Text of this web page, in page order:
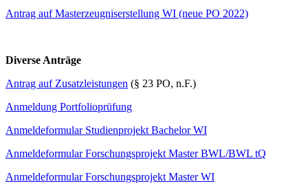
Antrag auf Masterzeugniserstellung WI (neue PO 2022)
Diverse Anträge
Antrag auf Zusatzleistungen (§ 23 PO, n.F.)
Anmeldung Portfolioprüfung
Anmeldeformular Studienprojekt Bachelor WI
Anmeldeformular Forschungsprojekt Master BWL/BWL tQ
Anmeldeformular Forschungsprojekt Master WI